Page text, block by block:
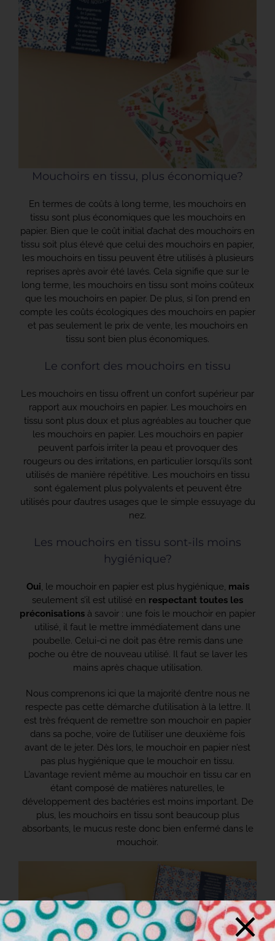
Mouchoirs en tissu, plus économique?
En termes de coûts à long terme, les mouchoirs en
tissu sont plus économiques que les mouchoirs en
papier. Bien que le coût initial d’achat des mouchoirs en
tissu soit plus élevé que celui des mouchoirs en papier,
les mouchoirs en tissu peuvent être utilisés à plusieurs
reprises après avoir été lavés. Cela signifie que sur le
long terme, les mouchoirs en tissu sont moins coûteux
que les mouchoirs en papier. De plus, si l’on prend en
compte les coûts écologiques des mouchoirs en papier
et pas seulement le prix de vente, les mouchoirs en
tissu sont bien plus économiques.
Le confort des mouchoirs en tissu
Les mouchoirs en tissu offrent un confort supérieur par
rapport aux mouchoirs en papier. Les mouchoirs en
tissu sont plus doux et plus agréables au toucher que
les mouchoirs en papier. Les mouchoirs en papier
peuvent parfois irriter la peau et provoquer des
rougeurs ou des irritations, en particulier lorsqu’ils sont
utilisés de manière répétitive. Les mouchoirs en tissu
sont également plus polyvalents et peuvent être
utilisés pour d’autres usages que le simple essuyage du
nez.
Les mouchoirs en tissu sont-ils moins
hygiénique?
Oui, le mouchoir en papier est plus hygiénique, mais
seulement s’il est utilisé en respectant toutes les
préconisations à savoir : une fois le mouchoir en papier
utilisé, il faut le mettre immédiatement dans une
poubelle. Celui-ci ne doit pas être remis dans une
poche ou être de nouveau utilisé. Il faut se laver les
mains après chaque utilisation.
Nous comprenons ici que la majorité d’entre nous ne
respecte pas cette démarche d’utilisation à la lettre. Il
est très fréquent de remettre son mouchoir en papier
dans sa poche, voire de l’utiliser une deuxième fois
avant de le jeter. Dès lors, le mouchoir en papier n’est
pas plus hygiénique que le mouchoir en tissu.
L’avantage revient même au mouchoir en tissu car en
étant composé de matières naturelles, le
développement des bactéries est moins important. De
plus, les mouchoirs en tissu sont beaucoup plus
absorbants, le mucus reste donc bien enfermé dans le
mouchoir.